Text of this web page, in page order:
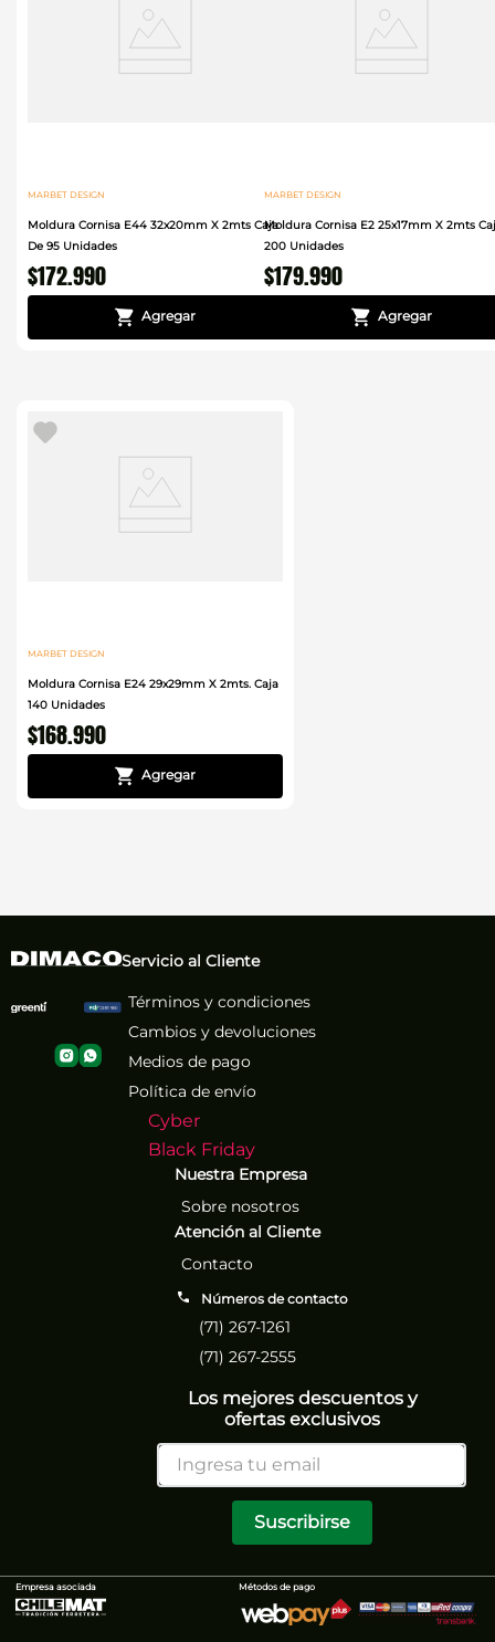
MARBET DESIGN
Moldura Cornisa E44 32x20mm X 2mts Caja
De 95 Unidades
$172.990
MARBET DESIGN
Moldura Cornisa E2 25x17mm X 2mts
200 Unidades
$179.990
MARBET DESIGN
Moldura Cornisa E24 29x29mm X 2mts. Caja
140 Unidades
$168.990
Servicio al Cliente
Términos y condiciones
Cambios y devoluciones
Medios de pago
Política de envío
Cyber
Black Friday
Nuestra Empresa
Sobre nosotros
Atención al Cliente
Contacto
Números de contacto
(71) 267-1261
(71) 267-2555
Los mejores descuentos y
ofertas exclusivos
Suscribirse
Empresa asociada Métodos de pago